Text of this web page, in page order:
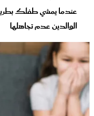
عندما يمشي طفلك
الوالدين عدم تجاهلها